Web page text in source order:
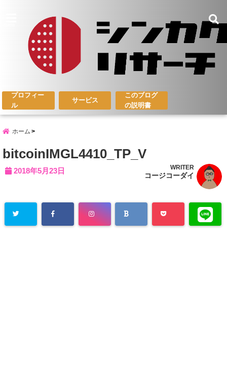
プロフィー
ル
サービス
このブログ
の説明書
ホーム
bitcoinIMGL4410_TP_V
2018年5月23日 WRITER
コージコーダイ